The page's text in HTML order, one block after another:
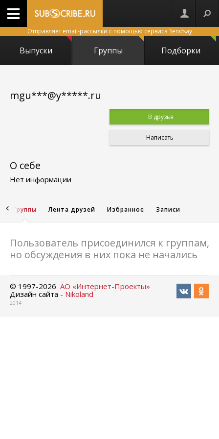
Отправляет email-рассылки с помощью сервиса Sendsay
Выпуски Группы Подборки
mgu***@y*****.ru
В друзья
Написать
О себе
Нет информации
Группы Лента друзей Избранное Записи
Пользователь присоединился к группам,
но обсуждения в них пока не начались
© 1997-2026 АО «Интернет-Проекты»
Дизайн сайта - Nikoland
2014